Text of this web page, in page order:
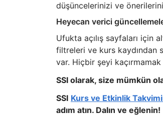
düşüncelerinizi ve
Heyecan verici
Ufukta açılış sayfaları için
filtreleri ve kurs kaydından
var. Hiçbir şeyi
SSI olarak, size mümkün
SSI Kurs ve Etkinlik
adım atın. Dalın ve eğlenin!